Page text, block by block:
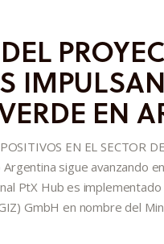
EN
EN EL
sigue avanzando
PtX Hub es
GmbH en nombre del